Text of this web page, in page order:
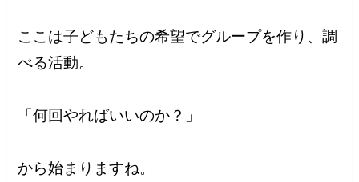
ここは子どもたちの希望でグループを作り、調
べる活動。
「何回やればいいのか？」
から始まりますね。